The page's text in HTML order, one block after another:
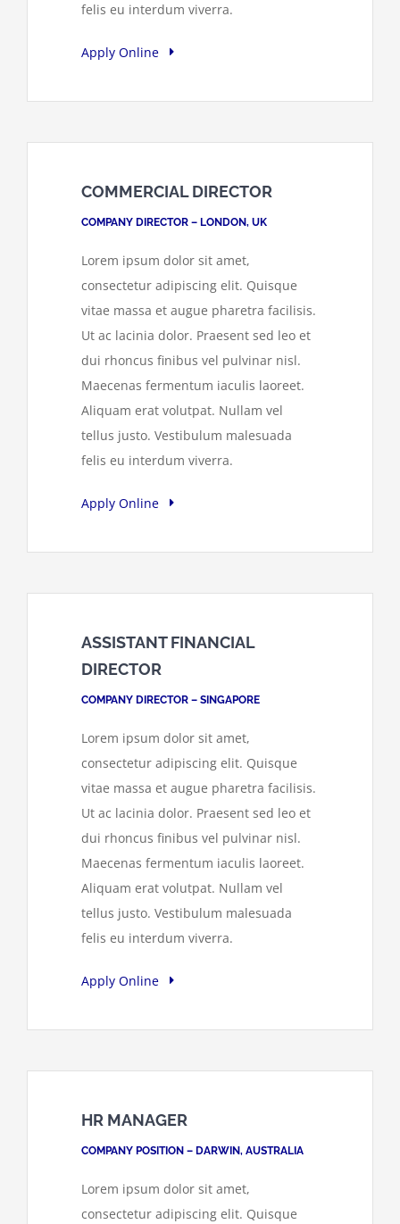
felis eu interdum viverra.
Apply Online
COMMERCIAL DIRECTOR
COMPANY DIRECTOR – LONDON, UK
Lorem ipsum dolor sit amet,
consectetur adipiscing elit. Quisque
vitae massa et augue pharetra facilisis.
Ut ac lacinia dolor. Praesent sed leo et
dui rhoncus finibus vel pulvinar nisl.
Maecenas fermentum iaculis laoreet.
Aliquam erat volutpat. Nullam vel
tellus justo. Vestibulum malesuada
felis eu interdum viverra.
Apply Online
ASSISTANT FINANCIAL
DIRECTOR
COMPANY DIRECTOR – SINGAPORE
Lorem ipsum dolor sit amet,
consectetur adipiscing elit. Quisque
vitae massa et augue pharetra facilisis.
Ut ac lacinia dolor. Praesent sed leo et
dui rhoncus finibus vel pulvinar nisl.
Maecenas fermentum iaculis laoreet.
Aliquam erat volutpat. Nullam vel
tellus justo. Vestibulum malesuada
felis eu interdum viverra.
Apply Online
HR MANAGER
COMPANY POSITION – DARWIN, AUSTRALIA
Lorem ipsum dolor sit amet,
consectetur adipiscing elit. Quisque